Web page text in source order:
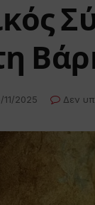
11/2025 Δεν